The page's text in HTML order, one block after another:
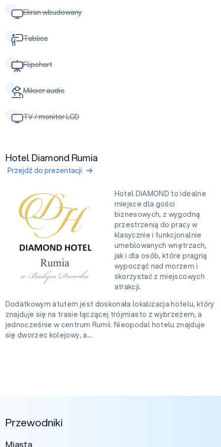
Ekran wbudowany
Tablica
Flipchart
Mikser audio
TV / monitor LCD
Hotel Diamond Rumia
Przejdź do prezentacji
Hotel DIAMOND to idealne
miejsce dla gości
biznesowych, z wygodną
przestrzenią do pracy w
klasycznie i funkcjonalnie
umeblowanych wnętrzach,
jak i dla osób, które pragną
wypocząć nad morzem i
skorzystać z miejscowych
atrakcji.
Dodatkowym atutem jest doskonała lokalizacja hotelu, który
znajduje się na trasie łączącej trójmiasto z wybrzeżem, a
jednocześnie w centrum Rumii. Nieopodal hotelu znajduje
się dworzec kolejowy, a...
Przewodniki
Miasta